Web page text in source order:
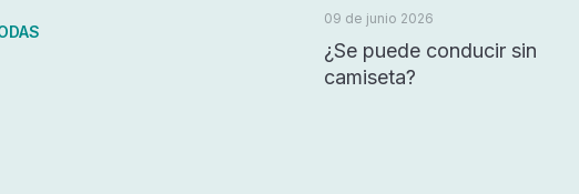
09 de junio 2026
¿Se puede conducir sin
camiseta?